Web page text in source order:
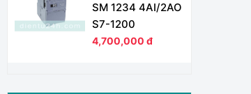
SM 1234 4AI/2AO
S7-1200
4,700,000 đ